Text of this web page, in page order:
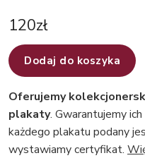
120zł
Dodaj do koszyka
Oferujemy
plakaty. Gwarantujemy
każdego plakatu podany
wystawiamy certyfikat.